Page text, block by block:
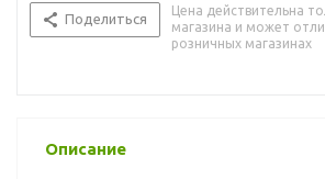
Поделиться
Цена действительна
магазина и может
розничных магазинах
Описание